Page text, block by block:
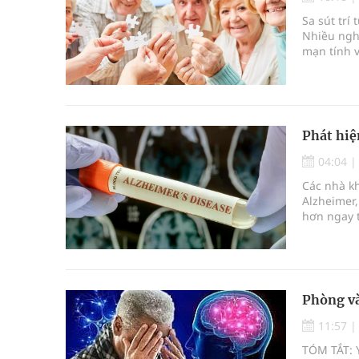
bảo vệ sức khỏe Nhân dân
Không chỉ cắt tóc, Đông Tây Barbershop dành
cầu
Ung thư thận: Nguy hiểm vì tiến triển quá âm
Vương Thành Công: Khi việc học bắt đầu từ trải
Sa sút trí
Nhiều
mạn tính
Phát
04:04 |
Các nhà
hơn ngay
Phòng
11:57 |
TÓM